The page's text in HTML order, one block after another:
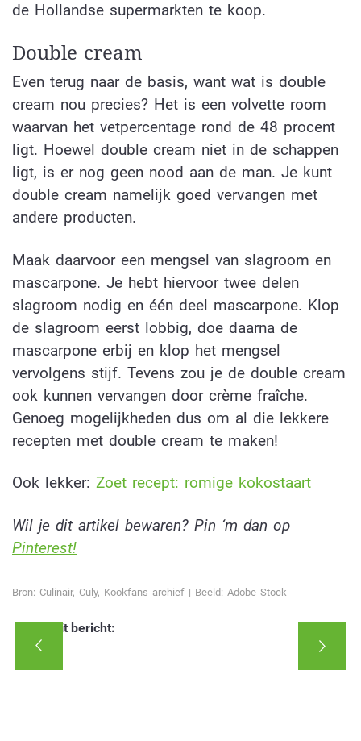
de Hollandse supermarkten te koop.
Double cream
Even terug naar de basis, want wat is double
cream nou precies? Het is een volvette room
waarvan het vetpercentage rond de 48 procent
ligt. Hoewel double cream niet in de schappen
ligt, is er nog geen nood aan de man. Je kunt
double cream namelijk goed vervangen met
andere producten.
Maak daarvoor een mengsel van slagroom en
mascarpone. Je hebt hiervoor twee delen
slagroom nodig en één deel mascarpone. Klop
de slagroom eerst lobbig, doe daarna de
mascarpone erbij en klop het mengsel
vervolgens stijf. Tevens zou je de double cream
ook kunnen vervangen door crème fraîche.
Genoeg mogelijkheden dus om al die lekkere
recepten met double cream te maken!
Ook lekker: Zoet recept: romige kokostaart
Wil je dit artikel bewaren? Pin ‘m dan op
Pinterest!
Bron: Culinair, Culy, Kookfans archief | Beeld: Adobe Stock
Deel dit bericht: